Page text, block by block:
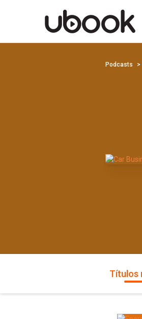
Podcasts
Títulos